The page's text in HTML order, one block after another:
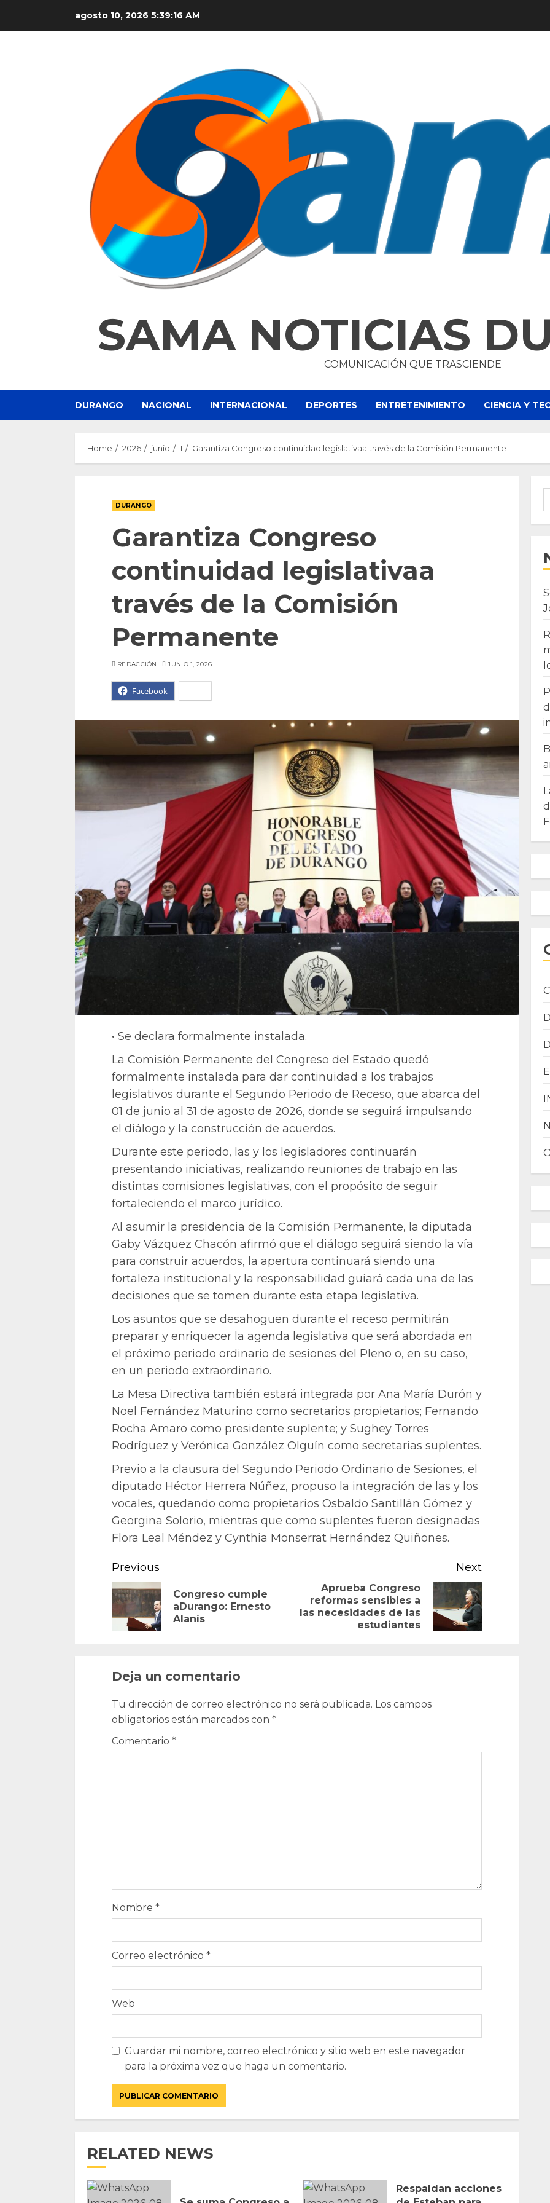
agosto 10, 2026 5:39:17 AM
SAMA NOTICIAS
COMUNICACIÓN QUE TRASCIENDE
DURANGO NACIONAL INTERNACIONAL DEPORTES ENTRETENIMIENTO CIENCIA Y
Home 2026 junio 1 Garantiza Congreso continuidad legislativaa través de la Comisión Permanente
DURANGO
Garantiza Congreso
continuidad legislativaa
través de la Comisión
Permanente
Facebook
REDACCIÓN JUNIO 1, 2026
• Se declara formalmente instalada.
La Comisión Permanente del Congreso del Estado quedó
formalmente instalada para dar continuidad a los trabajos
legislativos durante el Segundo Periodo de Receso, que abarca del
01 de junio al 31 de agosto de 2026, donde se seguirá impulsando
el diálogo y la construcción de acuerdos.
Durante este periodo, las y los legisladores continuarán
presentando iniciativas, realizando reuniones de trabajo en las
distintas comisiones legislativas, con el propósito de seguir
fortaleciendo el marco jurídico.
Al asumir la presidencia de la Comisión Permanente, la diputada
Gaby Vázquez Chacón afirmó que el diálogo seguirá siendo la vía
para construir acuerdos, la apertura continuará siendo una
fortaleza institucional y la responsabilidad guiará cada una de las
decisiones que se tomen durante esta etapa legislativa.
Los asuntos que se desahoguen durante el receso permitirán
preparar y enriquecer la agenda legislativa que será abordada en
el próximo periodo ordinario de sesiones del Pleno o, en su caso,
en un periodo extraordinario.
La Mesa Directiva también estará integrada por Ana María Durón y
Noel Fernández Maturino como secretarios propietarios; Fernando
Rocha Amaro como presidente suplente; y Sughey Torres
Rodríguez y Verónica González Olguín como secretarias suplentes.
Previo a la clausura del Segundo Periodo Ordinario de Sesiones, el
diputado Héctor Herrera Núñez, propuso la integración de las y los
vocales, quedando como propietarios Osbaldo Santillán Gómez y
Georgina Solorio, mientras que como suplentes fueron designadas
Flora Leal Méndez y Cynthia Monserrat Hernández Quiñones.
Continue
Reading
Previous
Previous
post:
Congreso cumple
aDurango: Ernesto
Alanís
Next
Next
post:
Aprueba Congreso
reformas sensibles a
las necesidades de las
estudiantes
Deja un comentario
Tu dirección de correo electrónico no será publicada. Los campos
obligatorios están marcados con *
Comentario *
Nombre *
Correo electrónico *
Web
Guardar mi nombre, correo electrónico y sitio web en este navegador
para la próxima vez que haga un comentario.
RELATED NEWS
Respaldan acciones